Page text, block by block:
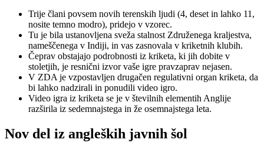
Trije člani povsem novih terenskih ljudi (4, deset in lahko 11,
nosite temno modro), pridejo v vzorec.
Tu je bila ustanovljena sveža stalnost Združenega kraljestva,
nameščenega v Indiji, in vas zasnovala v kriketnih klubih.
Čeprav obstajajo podrobnosti iz kriketa, ki jih dobite v
stoletjih, je resnični izvor vaše igre pravzaprav nejasen.
V ZDA je vzpostavljen drugačen regulativni organ kriketa, da
bi lahko nadzirali in ponudili video igro.
Video igra iz kriketa se je v številnih elementih Anglije
razširila iz sedemnajstega in že osemnajstega leta.
Nov del iz angleških javnih šol